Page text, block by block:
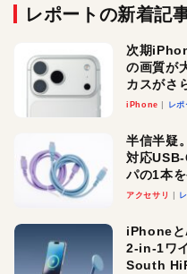
レポートの新着記
次期
の画質が
カスがさ
iPhone レポ
半信半疑
対応
パの1本
アクセサリ
iPhoneと
2-in-1ワ
South